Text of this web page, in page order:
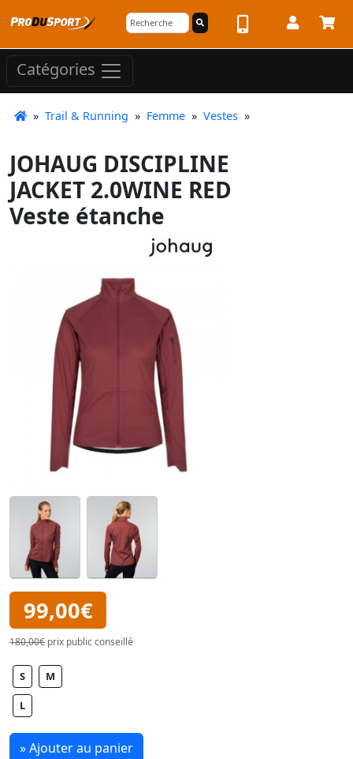
Catégories
» Trail & Running » Femme » Vestes »
JOHAUG DISCIPLINE
JACKET 2.0WINE RED
Veste étanche
99,00€
180,00€ prix public conseillé
S M
L
» Ajouter au panier